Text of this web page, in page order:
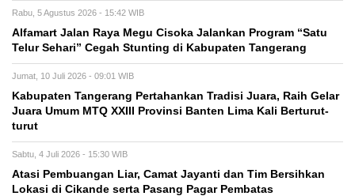
Rabu, 5 Agustus 2026 - 15:42 WIB
Alfamart Jalan Raya Megu Cisoka Jalankan Program “Satu
Telur Sehari” Cegah Stunting di Kabupaten Tangerang
Jumat, 10 Juli 2026 - 09:01 WIB
Kabupaten Tangerang Pertahankan Tradisi Juara, Raih Gelar
Juara Umum MTQ XXIII Provinsi Banten Lima Kali Berturut-
turut
Sabtu, 4 Juli 2026 - 15:30 WIB
Atasi Pembuangan Liar, Camat Jayanti dan Tim Bersihkan
Lokasi di Cikande serta Pasang Pagar Pembatas